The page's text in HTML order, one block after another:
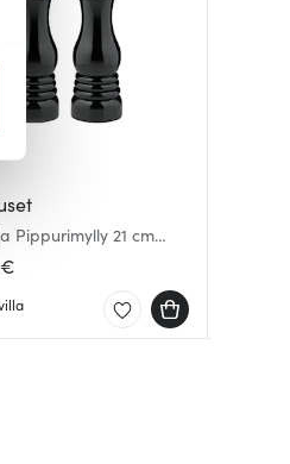
Pippurimylly 21 cm